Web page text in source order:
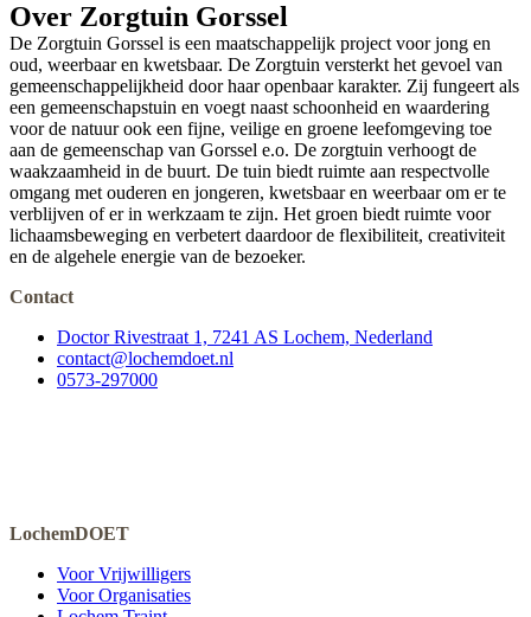
Over Zorgtuin Gorssel
De Zorgtuin Gorssel is een maatschappelijk project voor jong en
oud, weerbaar en kwetsbaar. De Zorgtuin versterkt het gevoel van
gemeenschappelijkheid door haar openbaar karakter. Zij fungeert als
een gemeenschapstuin en voegt naast schoonheid en waardering
voor de natuur ook een fijne, veilige en groene leefomgeving toe
aan de gemeenschap van Gorssel e.o. De zorgtuin verhoogt de
waakzaamheid in de buurt. De tuin biedt ruimte aan respectvolle
omgang met ouderen en jongeren, kwetsbaar en weerbaar om er te
verblijven of er in werkzaam te zijn. Het groen biedt ruimte voor
lichaamsbeweging en verbetert daardoor de flexibiliteit, creativiteit
en de algehele energie van de bezoeker.
Contact
Doctor Rivestraat 1, 7241 AS Lochem, Nederland
contact@lochemdoet.nl
0573-297000
LochemDOET
Voor Vrijwilligers
Voor Organisaties